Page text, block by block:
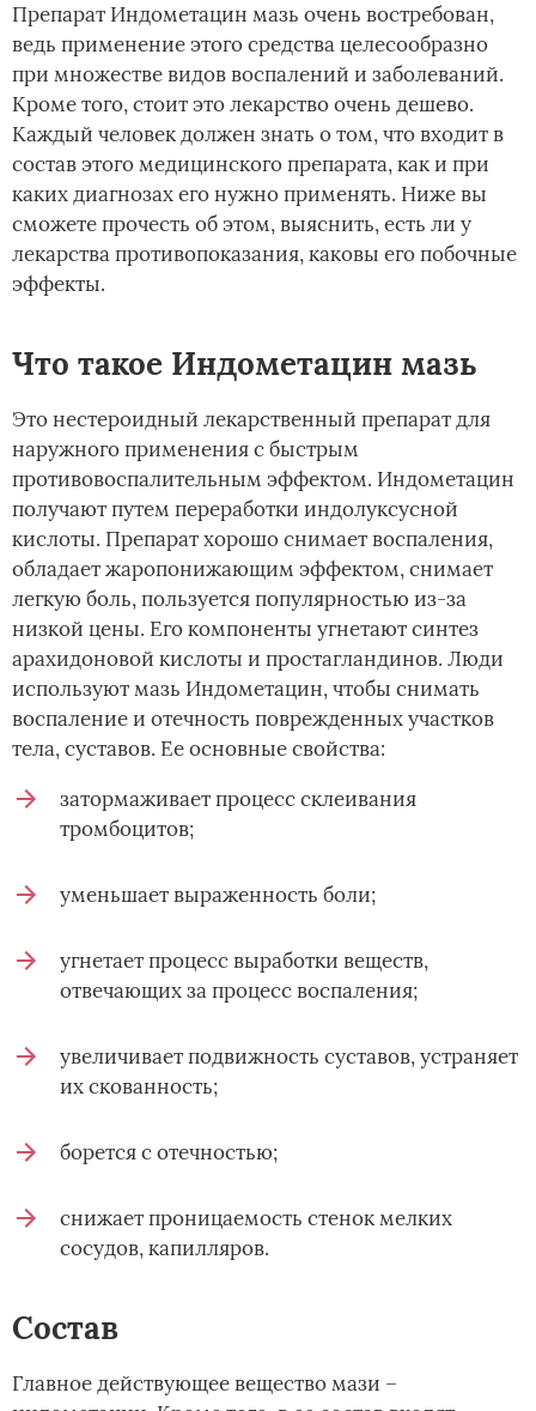
Препарат Индометацин мазь очень востребован,
ведь применение этого средства целесообразно
при множестве видов воспалений и заболеваний.
Кроме того, стоит это лекарство очень дешево.
Каждый человек должен знать о том, что входит в
состав этого медицинского препарата, как и при
каких диагнозах его нужно применять. Ниже вы
сможете прочесть об этом, выяснить, есть ли у
лекарства противопоказания, каковы его побочные
эффекты.
Что такое Индометацин мазь
Это нестероидный лекарственный препарат для
наружного применения с быстрым
противовоспалительным эффектом. Индометацин
получают путем переработки индолуксусной
кислоты. Препарат хорошо снимает воспаления,
обладает жаропонижающим эффектом, снимает
легкую боль, пользуется популярностью из-за
низкой цены. Его компоненты угнетают синтез
арахидоновой кислоты и простагландинов. Люди
используют мазь Индометацин, чтобы снимать
воспаление и отечность поврежденных участков
тела, суставов. Ее основные свойства:
затормаживает процесс склеивания
тромбоцитов;
уменьшает выраженность боли;
угнетает процесс выработки веществ,
отвечающих за процесс воспаления;
увеличивает подвижность суставов, устраняет
их скованность;
борется с отечностью;
снижает проницаемость стенок мелких
сосудов, капилляров.
Состав
Главное действующее вещество мази –